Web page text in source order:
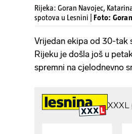
Rijeka: Goran Navojec,
spotova u Lesnini | Foto:
Vrijedan ekipa od 30-tak
Rijeku je došla još u
spremni na cjelodnevno